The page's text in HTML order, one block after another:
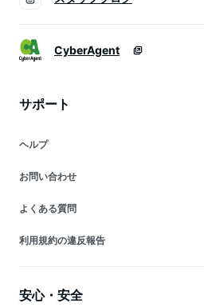
CyberAgent
サポート
ヘルプ
お問い合わせ
よくある質問
利用規約の違反報告
安心・安全